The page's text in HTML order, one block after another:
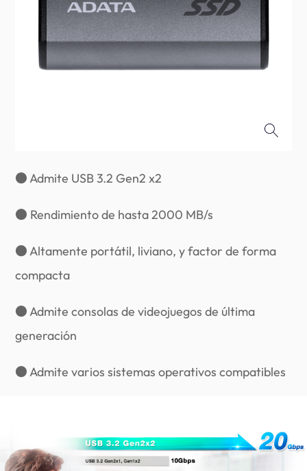
● Admite USB 3.2 Gen2 x2
● Rendimiento de hasta 2000 MB/s
● Altamente portátil, liviano, y factor de forma
compacta
● Admite consolas de videojuegos de última
generación
● Admite varios sistemas operativos compatibles